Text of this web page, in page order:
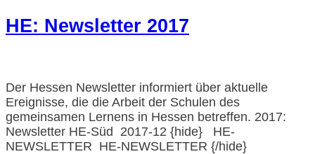
HE: Newsletter 2017
Der Hessen Newsletter informiert über aktuelle
Ereignisse, die die Arbeit der Schulen des
gemeinsamen Lernens in Hessen betreffen. 2017:
Newsletter HE-Süd 2017-12 {hide} HE-
NEWSLETTER HE-NEWSLETTER {/hide}